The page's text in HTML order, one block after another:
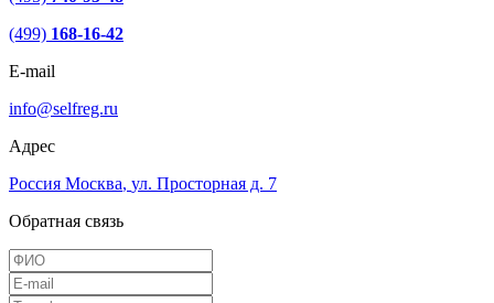
(499) 168-16-42
E-mail
info@selfreg.ru
Адрес
Россия Москва, ул. Просторная д. 7
Обратная связь